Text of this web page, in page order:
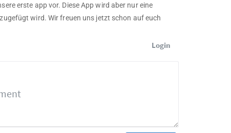
erste app vor. Diese App wird aber nur eine
wird. Wir freuen uns jetzt schon auf euch
Login